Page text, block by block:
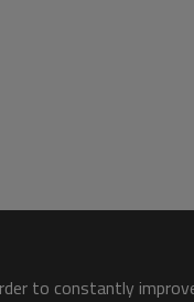
to constantly